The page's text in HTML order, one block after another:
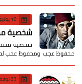
10 يونيو 2021
شخصية
شخصية
محفوظ عجب ومحفوظ عجب لمن
23 نوفمبر 2022